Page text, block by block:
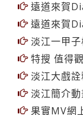
遠道來賀
遠道來賀
遠道來賀
淡江一甲子
特搜 值得
淡江大戲詮
淡江簡介動